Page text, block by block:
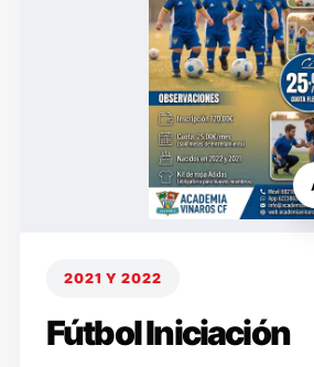
2021 Y 2022
Fútbol Iniciación